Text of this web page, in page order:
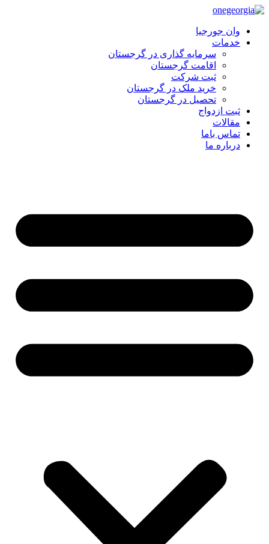
وان جورجیا
خدمات
سرمایه گذاری در گرجستان
اقامت گرجستان
ثبت شرکت
خرید ملک در گرجستان
تحصیل در گرجستان
ثبت ازدواج
مقالات
تماس باما
درباره ما